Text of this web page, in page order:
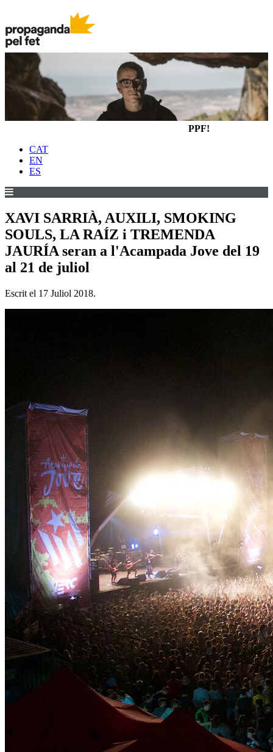
PPF!
CAT
EN
ES
XAVI SARRIÀ, AUXILI, SMOKING
SOULS, LA RAÍZ i TREMENDA
JAURÍA seran a l'Acampada Jove del 19
al 21 de juliol
Escrit el 17 Juliol 2018.